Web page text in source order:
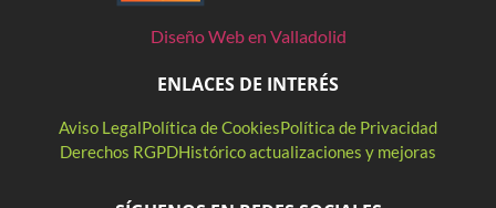
Diseño Web en Valladolid
ENLACES DE INTERÉS
Aviso LegalPolítica de CookiesPolítica de Privacidad
Derechos RGPDHistórico actualizaciones y mejoras